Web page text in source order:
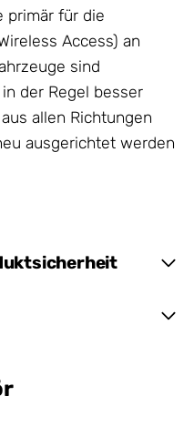
primär für die
Access) an
sind
in der Regel besser
allen Richtungen
ausgerichtet werden